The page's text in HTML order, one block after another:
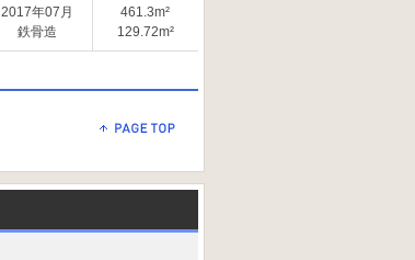
2017年07月
鉄骨造
461.3m²
129.72m²